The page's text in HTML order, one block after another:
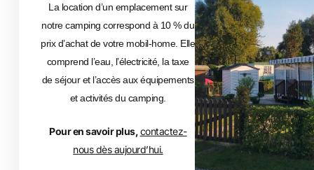
La location d’un emplacement sur
notre camping correspond à 10 % du
prix d’achat de votre mobil-home. Elle
comprend l’eau, l’électricité, la taxe
de séjour et l’accès aux équipements
et activités du camping.
Pour en savoir plus, contactez-
nous dès aujourd’hui.